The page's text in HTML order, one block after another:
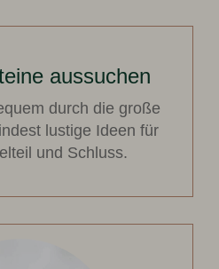
aussuchen
durch die große
lustige Ideen für
und Schluss.